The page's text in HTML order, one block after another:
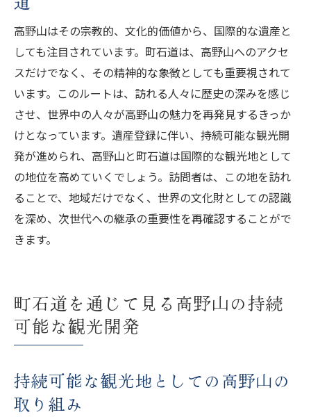
高野山はその宗教的、文化的価値から、国際的な遺産と
しても注目されています。町石道は、高野山へのアクセ
スだけでなく、その精神的な象徴としても重要視されて
います。このルートは、訪れる人々に歴史の深みを感じ
させ、世界中の人々が高野山の魅力を再発見するきっか
けとなっています。遺産登録に伴い、持続可能な観光開
発が進められ、高野山と町石道は国際的な観光地として
の地位を高めていくでしょう。訪問者は、この地を訪れ
ることで、地域だけでなく、世界の文化財としての認識
を深め、次世代への継承の重要性を再確認することがで
きます。
町石道を通じて見る高野山の持続
可能な観光開発
持続可能な観光地としての高野山の
取り組み